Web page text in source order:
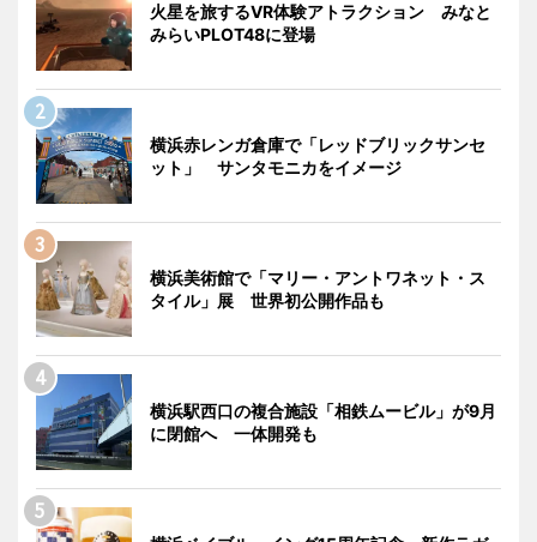
火星を旅するVR体験アトラクション みなと
みらいPLOT48に登場
横浜赤レンガ倉庫で「レッドブリックサンセ
ット」 サンタモニカをイメージ
横浜美術館で「マリー・アントワネット・ス
タイル」展 世界初公開作品も
横浜駅西口の複合施設「相鉄ムービル」が9月
に閉館へ 一体開発も